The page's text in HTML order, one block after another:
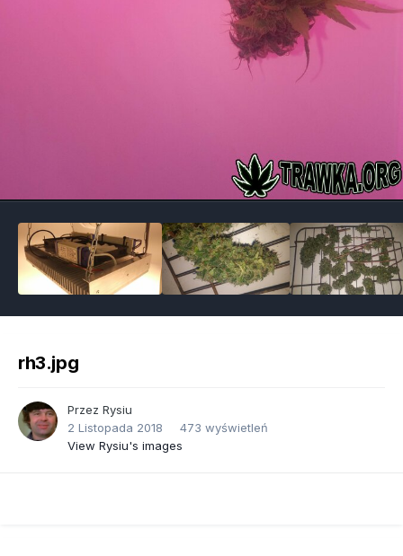
Image Tools
rh3.jpg
Przez Rysiu
2 Listopada 2018
473 wyświetleń
View Rysiu's images